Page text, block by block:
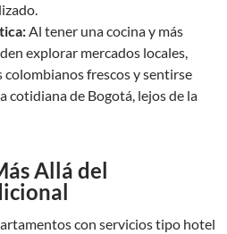
Al tener una cocina y más
explorar mercados locales,
frescos y sentirse
cotidiana de Bogotá, lejos de la
Allá del
con servicios tipo hotel